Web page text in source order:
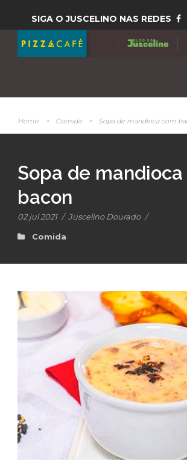
SIGA O JUSCELINO NAS REDES
Home > Comida > Sopa de mandioca com
Sopa de
bacon
02 jul 2021 / Juscelino Dourado /
Comida